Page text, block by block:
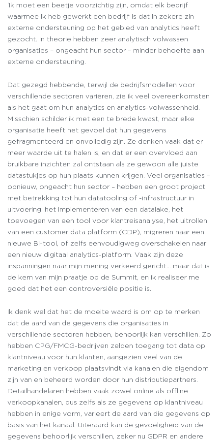
‘Ik moet een beetje voorzichtig zijn, omdat elk bedrijf
waarmee ik heb gewerkt een bedrijf is dat in zekere zin
externe ondersteuning op het gebied van analytics heeft
gezocht. In theorie hebben zeer analytisch volwassen
organisaties – ongeacht hun sector – minder behoefte aan
externe ondersteuning.
Dat gezegd hebbende, terwijl de bedrijfsmodellen voor
verschillende sectoren variëren, zie ik veel overeenkomsten
als het gaat om hun analytics en analytics-volwassenheid.
Misschien schilder ik met een te brede kwast, maar elke
organisatie heeft het gevoel dat hun gegevens
gefragmenteerd en onvolledig zijn. Ze denken vaak dat er
meer waarde uit te halen is, en dat er een overvloed aan
bruikbare inzichten zal ontstaan als ze gewoon alle juiste
datastukjes op hun plaats kunnen krijgen. Veel organisaties –
opnieuw, ongeacht hun sector – hebben een groot project
met betrekking tot hun datatooling of -infrastructuur in
uitvoering: het implementeren van een datalake, het
toevoegen van een tool voor klantreisanalyse, het uitrollen
van een customer data platform (CDP), migreren naar een
nieuwe BI-tool, of zelfs eenvoudigweg overschakelen naar
een nieuw digitaal analytics-platform. Vaak zijn deze
inspanningen naar mijn mening verkeerd gericht… maar dat is
de kern van mijn praatje op de Summit, en ik realiseer me
goed dat het een controversiële positie is.
Ik denk wel dat het de moeite waard is om op te merken
dat de aard van de gegevens die organisaties in
verschillende sectoren hebben, behoorlijk kan verschillen. Zo
hebben CPG/FMCG-bedrijven zelden toegang tot data op
klantniveau voor hun klanten, aangezien veel van de
marketing en verkoop plaatsvindt via kanalen die eigendom
zijn van en beheerd worden door hun distributiepartners.
Detailhandelaren hebben vaak zowel online als offline
verkoopkanalen, dus zelfs als ze gegevens op klantniveau
hebben in enige vorm, varieert de aard van die gegevens op
basis van het kanaal. Uiteraard kan de gevoeligheid van de
gegevens behoorlijk verschillen, zeker nu GDPR en andere